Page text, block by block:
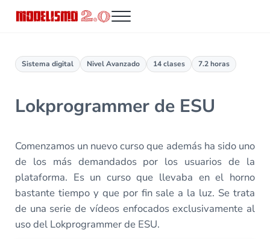
Menu
Sistema digital Nivel Avanzado 14 clases 7.2 horas
Lokprogrammer de ESU
Comenzamos un nuevo curso que además ha sido uno
de los más demandados por los usuarios de la
plataforma. Es un curso que llevaba en el horno
bastante tiempo y que por fin sale a la luz. Se trata
de una serie de vídeos enfocados exclusivamente al
uso del Lokprogrammer de ESU.